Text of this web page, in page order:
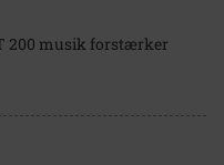
200 musik forstærker